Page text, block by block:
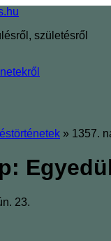
születésről
» 1357.
23.